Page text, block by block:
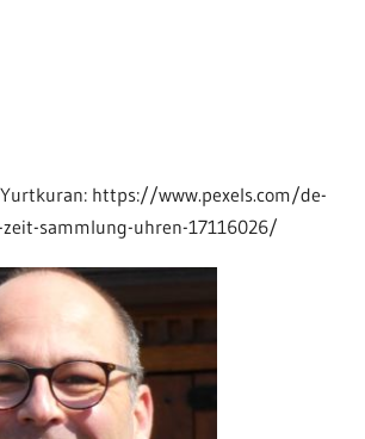
Yurtkuran: https://www.pexels.com/de-
sammlung-uhren-17116026/